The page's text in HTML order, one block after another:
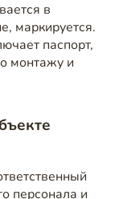
в
маркируется.
паспорт,
монтажу и
персонала и